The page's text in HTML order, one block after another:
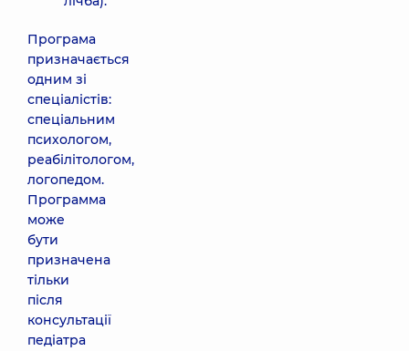
Програма
призначається
одним зі
спеціалістів:
спеціальним
психологом,
реабілітологом,
логопедом.
Программа
може
бути
призначена
тільки
після
консультації
педіатра